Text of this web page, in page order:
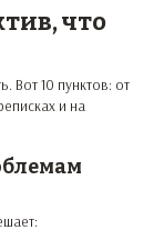
что
Вот 10 пунктов: от
и на